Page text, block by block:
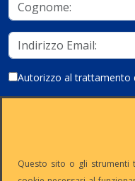
Autorizzo al trattamento
Questo sito o gli strumenti